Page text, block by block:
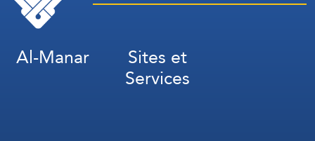
Al-Manar Sites et
Services